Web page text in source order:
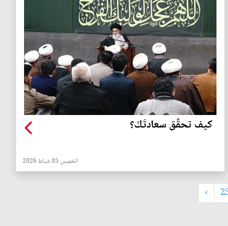
كيف تحقِّق سعادتَكَ؟
الخميس 05 شباط 2026
›